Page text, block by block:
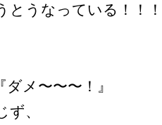
とうなっている！！！
メ〜〜〜！』
、